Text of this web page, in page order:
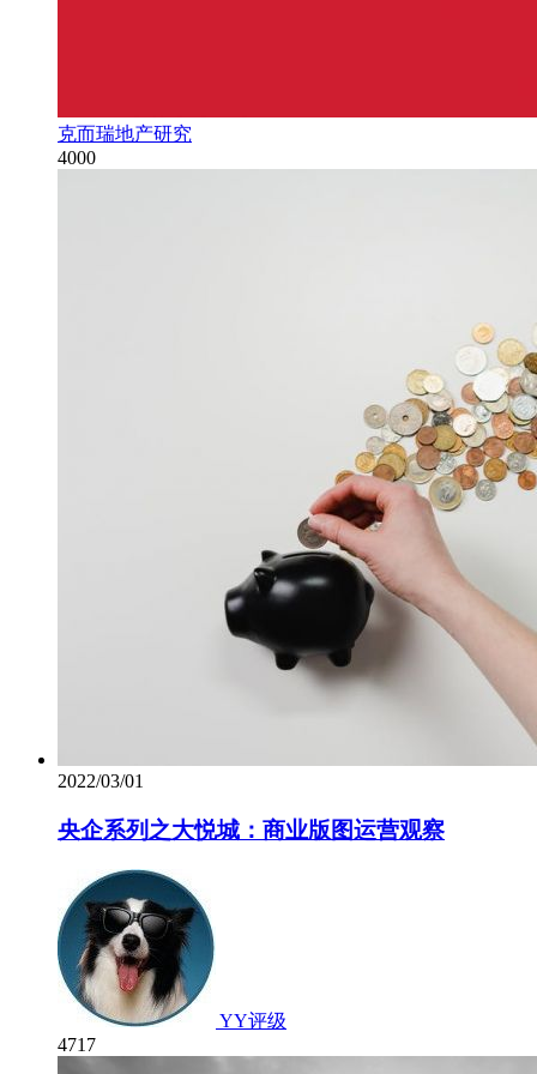
克而瑞地产研究
4000
2022/03/01
央企系列之大悦城：商业版图运营观察
YY评级
4717